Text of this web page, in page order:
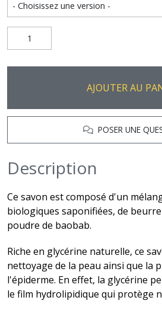
AJOUTER AU
POSER UNE
Description
Ce savon est composé d'un
biologiques saponifiées, de
poudre de baobab.
Riche en glycérine naturelle, ce
nettoyage de la peau ainsi que la
l'épiderme. En effet, la glycérine
le film hydrolipidique qui protège